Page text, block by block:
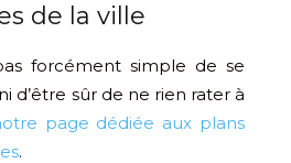
de la ville
forcément simple de se
d’être sûr de ne rien rater à
page dédiée aux plans
.